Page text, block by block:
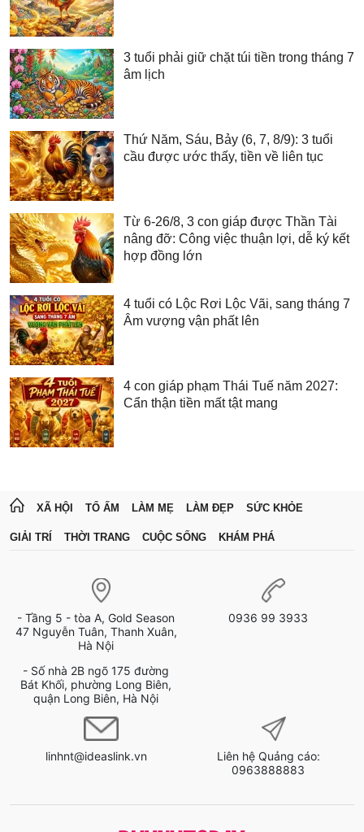
3 tuổi phải giữ chặt túi tiền trong tháng 7
âm lịch
Thứ Năm, Sáu, Bảy (6, 7, 8/9): 3 tuổi
cầu được ước thấy, tiền về liên tục
Từ 6-26/8, 3 con giáp được Thần Tài
nâng đỡ: Công việc thuận lợi, dễ ký kết
hợp đồng lớn
4 tuổi có Lộc Rơi Lộc Vãi, sang tháng 7
Âm vượng vận phất lên
4 con giáp phạm Thái Tuế năm 2027:
Cẩn thận tiền mất tật mang
XÃ HỘI TỔ ẤM LÀM MẸ LÀM ĐẸP SỨC KHỎE
GIẢI TRÍ THỜI TRANG CUỘC SỐNG KHÁM PHÁ
- Tầng 5 - tòa A, Gold Season
47 Nguyễn Tuân, Thanh Xuân,
Hà Nội
- Số nhà 2B ngõ 175 đường
Bát Khối, phường Long Biên,
quận Long Biên, Hà Nội
0936 99 3933
linhnt@ideaslink.vn
Liên hệ Quảng cáo:
0963888883